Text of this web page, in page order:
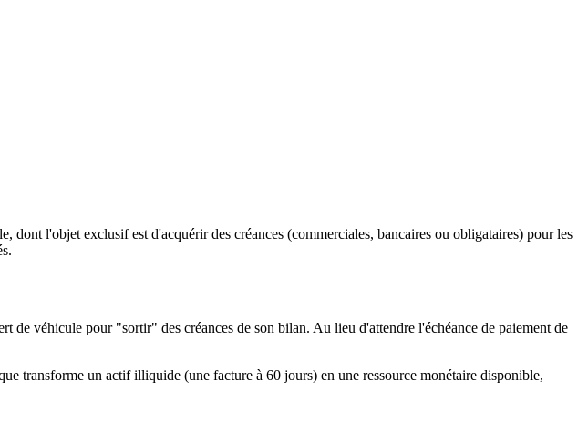
dont l'objet exclusif est d'acquérir des créances (commerciales, bancaires ou obligataires) pour les
de véhicule pour "sortir" des créances de son bilan. Au lieu d'attendre l'échéance de paiement de
transforme un actif illiquide (une facture à 60 jours) en une ressource monétaire disponible,